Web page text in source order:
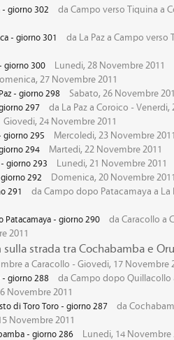
- giorno 302
da Campo verso Tiquina a
- giorno 301
da La Paz a Campo
giorno 300 Lunedi, 28 Novembre 2011
27 Novembre 2011
- giorno 298 Sabato, 26 Novembre
297 da La Paz a Coroico -
Giovedi, 24 Novembre 2011
giorno 295 Mercoledi, 23 Novembre
294 Martedi, 22 Novembre 2011
giorno 293 Lunedi, 21 Novembre 2011
292 Domenica, 20 Novembre
291
da Campo dopo Patacamaya a La
Patacamaya - giorno 290
da Caracollo a
2011
strada tra Cochabamba e
a Caracollo - Giovedi, 17 Novembre
giorno 288
da Campo dopo Quillacollo
Novembre 2011
di Toro Toro - giorno 287
da
Novembre 2011
- giorno 286 Lunedi, 14 Novembre